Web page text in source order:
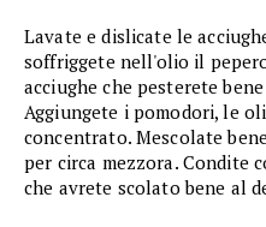
Lavate e dislicate le
soffriggete nell'olio il
acciughe che pesterete
Aggiungete i pomodori, le
concentrato. Mescolate
per circa mezzora. Condite
che avrete scolato bene al